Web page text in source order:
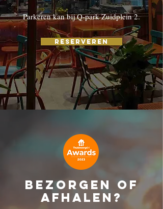
Parkeren kan bijQ-park Zuidplein 2.
Reserveren
Bezorgen of
afhalen?